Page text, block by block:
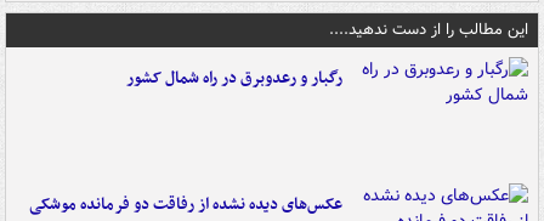
این مطالب را از دست ندهید....
رگبار و رعدوبرق در راه شمال کشور
عکس‌های دیده نشده از رفاقت دو فرمانده‌ موشکی